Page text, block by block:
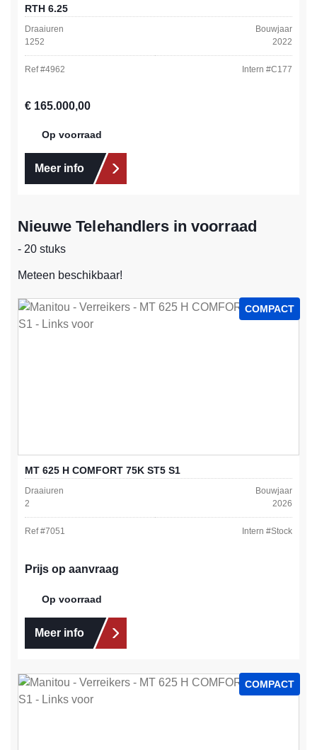
RTH 6.25
Draaiuren
1252
Bouwjaar
2022
Ref #4962 Intern #C177
Normale prijs:
€ 165.000,00
Op voorraad
Meer info
Nieuwe Telehandlers in voorraad
- 20 stuks
Meteen beschikbaar!
COMPACT
MT 625 H COMFORT 75K ST5 S1
Draaiuren
2
Bouwjaar
2026
Ref #7051 Intern #Stock
Prijs op aanvraag
Op voorraad
Meer info
COMPACT